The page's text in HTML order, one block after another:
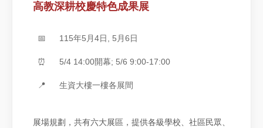
高教深耕校慶特色成果展
📅 115年5月4日, 5月6日
⏰ 5/4 14:00開幕; 5/6 9:00-17:00
📍 生資大樓一樓各展間
展場規劃，共有六大展區，提供各級學校、社區民眾、